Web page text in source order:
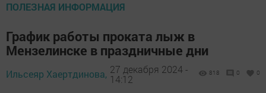
ПОЛЕЗНАЯ ИНФОРМАЦИЯ
График работы проката лыж в
Мензелинске в праздничные дни
Ильсеяр Хаертдинова, 27 декабря 2024 -
14:12
818 0 0